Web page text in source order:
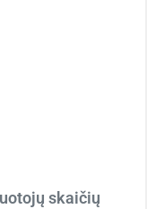
skaičių